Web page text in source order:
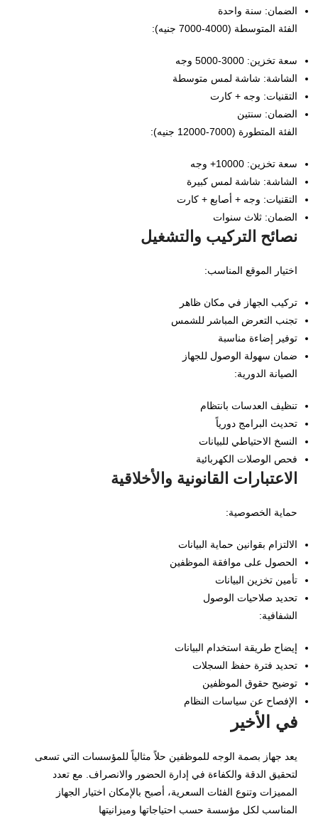
الضمان: سنة واحدة
الفئة المتوسطة (4000-7000 جنيه):
سعة تخزين: 3000-5000 وجه
الشاشة: شاشة لمس متوسطة
التقنيات: وجه + كارت
الضمان: سنتين
الفئة المتطورة (7000-12000 جنيه):
سعة تخزين: 10000+ وجه
الشاشة: شاشة لمس كبيرة
التقنيات: وجه + أصابع + كارت
الضمان: ثلاث سنوات
نصائح التركيب والتشغيل
اختيار الموقع المناسب:
تركيب الجهاز في مكان ظاهر
تجنب التعرض المباشر للشمس
توفير إضاءة مناسبة
ضمان سهولة الوصول للجهاز
الصيانة الدورية:
تنظيف العدسات بانتظام
تحديث البرامج دورياً
النسخ الاحتياطي للبيانات
فحص الوصلات الكهربائية
الاعتبارات القانونية والأخلاقية
حماية الخصوصية:
الالتزام بقوانين حماية البيانات
الحصول على موافقة الموظفين
تأمين تخزين البيانات
تحديد صلاحيات الوصول
الشفافية:
إيضاح طريقة استخدام البيانات
تحديد فترة حفظ السجلات
توضيح حقوق الموظفين
الإفصاح عن سياسات النظام
في الأخير
يعد جهاز بصمة الوجه للموظفين حلاً مثالياً للمؤسسات التي تسعى
لتحقيق الدقة والكفاءة في إدارة الحضور والانصراف. مع تعدد
المميزات وتنوع الفئات السعرية، أصبح بالإمكان اختيار الجهاز
المناسب لكل مؤسسة حسب احتياجاتها وميزانيتها